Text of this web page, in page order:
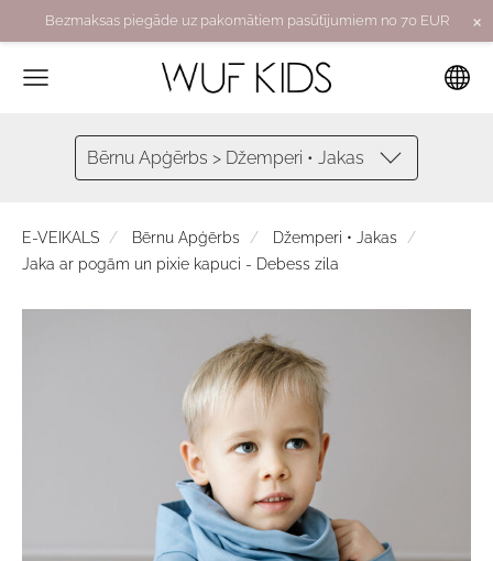
Bezmaksas piegāde uz pakomātiem pasūtījumiem no 70 EUR ×
Bērnu Apģērbs > Džemperi • Jakas
E-VEIKALS Bērnu Apģērbs
Džemperi • Jakas
Jaka ar pogām un pixie kapuci - Debess zila